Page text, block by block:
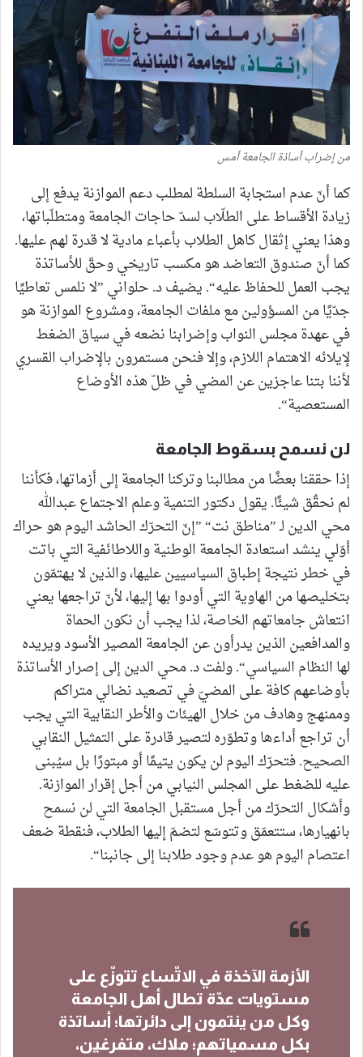
من إضراب أساذة الجامعة أمس
كما أنّ عدم استجابة السلطة لمطلب دعم الموازنة يدفع إلى
زيادة الأقساط على الطلّاب لسدّ حاجات الجامعة ومتطلّباتها،
وهذا يعني إثقال كاهل الطلاب بأعباء مادية لا قدرة لهم عليها.
كما أنّ صندوق التعاضد هو مكسب تاريخي وحقّ للأساتذة
يجب العمل للحفاظ عليه“. يضيف د. حلواني ”لا نلمس تعاطيًا
جدّيًا من المسؤولين مع ملفات الجامعة، ومشروع الموازنة هو
في عهدة مجلس النواب وإضرابنا نضعه في سياق الضغط
لإيلائه الاهتمام اللازم، وإلا فنحن مستمرون بالإضراب القسري
لأننا بتنا عاجزين عن المضي في ظلّ هذه الأوضاع
المستعصية“.
لن نسمح بسقوط الجامعة
إذا حققنا بعضًا من مطالبنا وتركنا الجامعة إلى أزماتها، فكأننا
لم نحقٌق شيئًا. يقول دكتور التنمية وعلم الاجتماع عبدالله
محي الدين لـ ”مناطق نت“ ”إنّ التحرّك الحاشد اليوم هو حراك
أوّلي ينشد استعادة الجامعة الوطنية واللاطائفية التي باتت
في خطر نتيجة إطباق السياسيين عليها، والذين لا يهتمّون
بتخليصها من الهاوية التي أودوا بها إليها، لأنّ تراجعها يعني
انتعاش جامعاتهم الخاصة، لذا يجب أن نكون الحماة
والمدافعين الذين يدرأون عن الجامعة المصير الأسود ويريده
لها النظام السياسي“. ولفت د. محي الدين إلى إصرار الأساتذة
بأوضاعهم كافة على المضيّ في تصعيد نضالي متراكم
وممنهج وهادف من خلال الهيئات والأطر النقابية التي يجب
أن تراجع أداءها وتطوّره لتصير قادرة على التمثيل النقابي
الصحيح. فتحرّك اليوم لن يكون يتيمًا أو مبتورًا بل سيُبنى
عليه للضغط على المجلس النيابي من أجل إقرار الموازنة.
وأشكال التحرّك من أجل مستقبل الجامعة التي لن نسمح
بانهيارها، ستتعمّق وتتوسّع لتضمّ إليها الطلاب، فنقطة ضعف
اعتصام اليوم هو عدم وجود طلابنا إلى جانبنا“.
الأزمة الآخذة في الاتّساع تتوزّع على
مستويات عدّة تطال أهل الجامعة
وكل من ينتمون إلى دائرتها؛ أساتذة
بكل مسمياتهم؛ ملاك، متفرغين،